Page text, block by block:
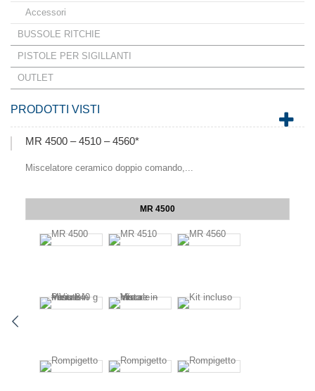
Accessori
BUSSOLE RITCHIE
PISTOLE PER SIGILLANTI
OUTLET
PRODOTTI VISTI
MR 4500 – 4510 – 4560*
Miscelatore ceramico doppio comando,...
MR 4500